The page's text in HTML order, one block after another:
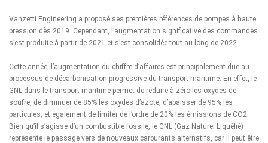
Vanzetti Engineering a proposé ses premières références de pompes à haute
pression dès 2019. Cependant, l’augmentation significative des commandes
s’est produite à partir de 2021 et s’est consolidée tout au long de 2022.
Cette année, l’augmentation du chiffre d’affaires est principalement due au
processus de décarbonisation progressive du transport maritime. En effet, le
GNL dans le transport maritime permet de réduire à zéro les oxydes de
soufre, de diminuer de 85% les oxydes d’azote, d’abaisser de 95% les
particules, et également de limiter de l’ordre de 20% les émissions de CO2.
Bien qu’il s’agisse d’un combustible fossile, le GNL (Gaz Naturel Liquéfié)
représente le passage vers de nouveaux carburants alternatifs, car il peut être